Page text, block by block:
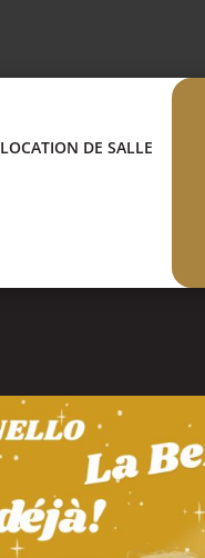
LOCATION DE SALLE